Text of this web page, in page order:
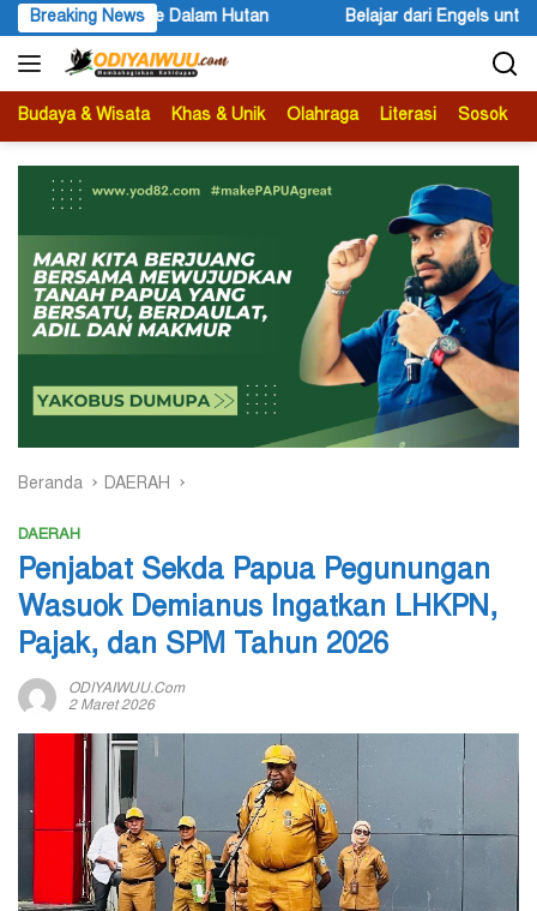
Langsung
ke
konten
Breaking News
dari Engels untuk Karl Marx Peace Literacy Papua
Budaya & Wisata Khas & Unik Olahraga Literasi Sosok
Beranda DAERAH
DAERAH
Penjabat Sekda Papua Pegunungan
Wasuok Demianus Ingatkan LHKPN,
Pajak, dan SPM Tahun 2026
ODIYAIWUU.com
2 Maret 2026